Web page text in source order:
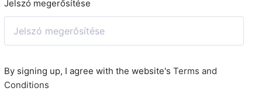
Jelszó megerősítése
By signing up, I agree with the website's Terms and
Conditions